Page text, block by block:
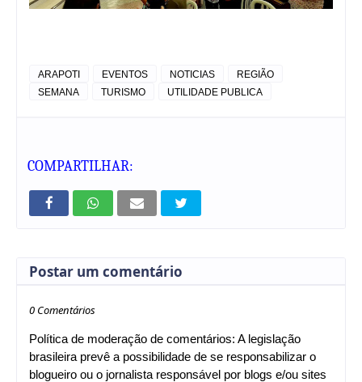
ARAPOTI EVENTOS NOTICIAS
REGIÃO
SEMANA
TURISMO UTILIDADE PUBLICA
COMPARTILHAR:
Postar um comentário
0 Comentários
Política de moderação de comentários: A legislação
brasileira prevê a possibilidade de se responsabilizar o
blogueiro ou o jornalista responsável por blogs e/ou sites